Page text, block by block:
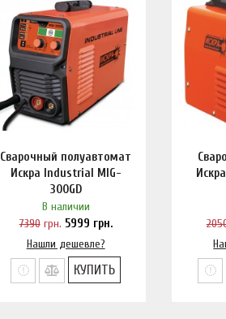
Сварочный полуавтомат
Искра Industrial MIG-
300GD
В наличии
7390грн. 5999 грн.
Нашли дешевле?
КУПИТЬ